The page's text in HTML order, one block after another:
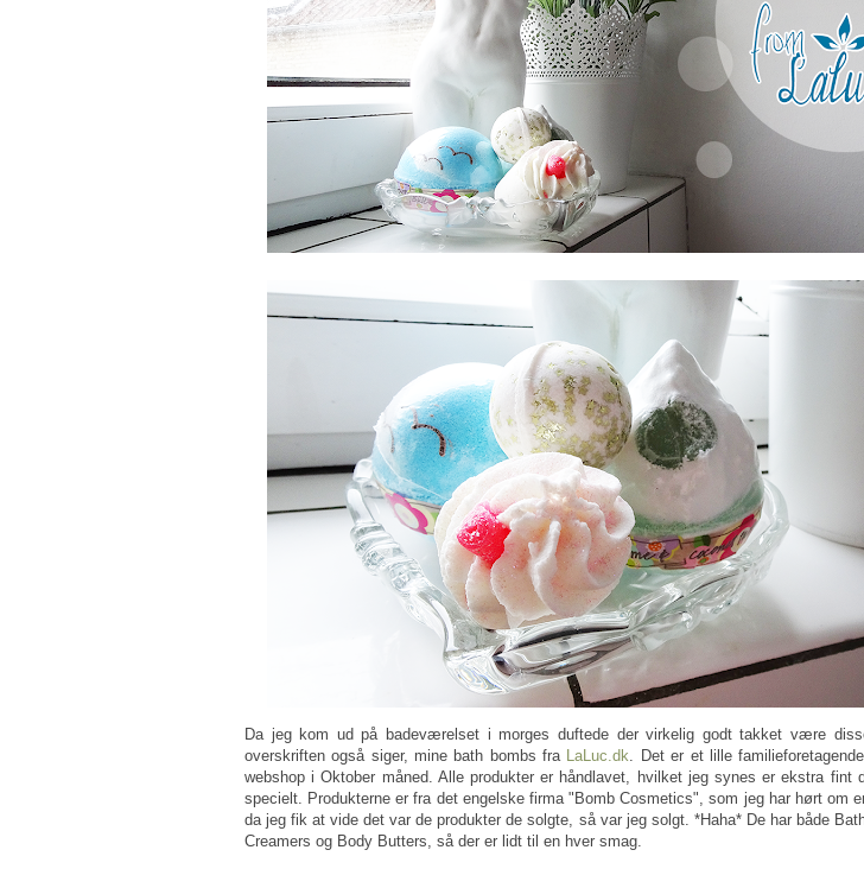
Da jeg kom ud på badeværelset i morges duftede der virkelig godt takket være
overskriften også siger, mine bath bombs fra LaLuc.dk. Det er et lille
webshop i Oktober måned. Alle produkter er håndlavet, hvilket jeg synes er ekstra fint
specielt. Produkterne er fra det engelske firma "Bomb Cosmetics", som jeg har hørt om
da jeg fik at vide det var de produkter de solgte, så var jeg solgt. *Haha* De har både
Creamers og Body Butters, så der er lidt til en hver smag.